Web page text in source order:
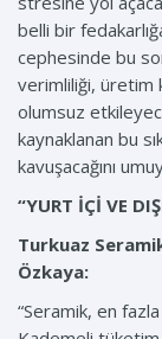
belli bir
cephesinde bu
verimliliği, üretim
olumsuz
kaynaklanan bu
kavuşacağını
“YURT İÇİ VE
Turkuaz
Özkaya:
“Seramik, en